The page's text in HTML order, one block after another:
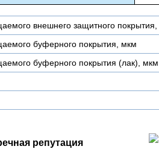
внешнего защитного
буферного покрытия, мкм
буферного покрытия (лак), мкм
репутация